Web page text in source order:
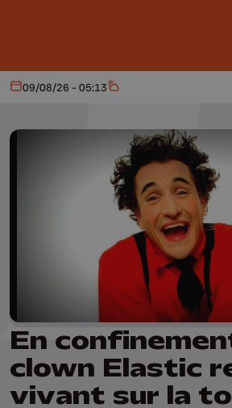
Aujourd'hui
09/08/26 - 05:13 Météo
En
clown Elastic
vivant sur la